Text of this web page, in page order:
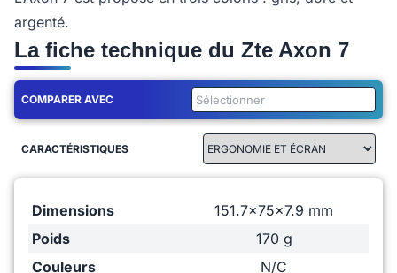
argenté.
La fiche technique du Zte Axon 7
COMPARER AVEC
CARACTÉRISTIQUES
Dimensions
151.7x75x7.9 mm
Poids
170 g
Couleurs
N/C